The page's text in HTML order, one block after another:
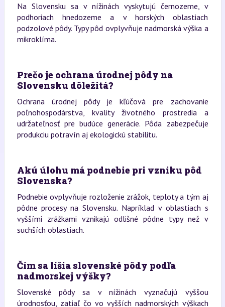
Na Slovensku sa v nížinách vyskytujú černozeme, v
podhoriach hnedozeme a v horských oblastiach
podzolové pôdy. Typy pôd ovplyvňuje nadmorská výška a
mikroklíma.
Prečo je ochrana úrodnej pôdy na
Slovensku dôležitá?
Ochrana úrodnej pôdy je kľúčová pre zachovanie
poľnohospodárstva, kvality životného prostredia a
udržateľnosť pre budúce generácie. Pôda zabezpečuje
produkciu potravín aj ekologickú stabilitu.
Akú úlohu má podnebie pri vzniku pôd
Slovenska?
Podnebie ovplyvňuje rozloženie zrážok, teploty a tým aj
pôdne procesy na Slovensku. Napríklad v oblastiach s
vyššími zrážkami vznikajú odlišné pôdne typy než v
suchších oblastiach.
Čím sa líšia slovenské pôdy podľa
nadmorskej výšky?
Slovenské pôdy sa v nížinách vyznačujú vyššou
úrodnosťou, zatiaľ čo vo vyšších nadmorských výškach